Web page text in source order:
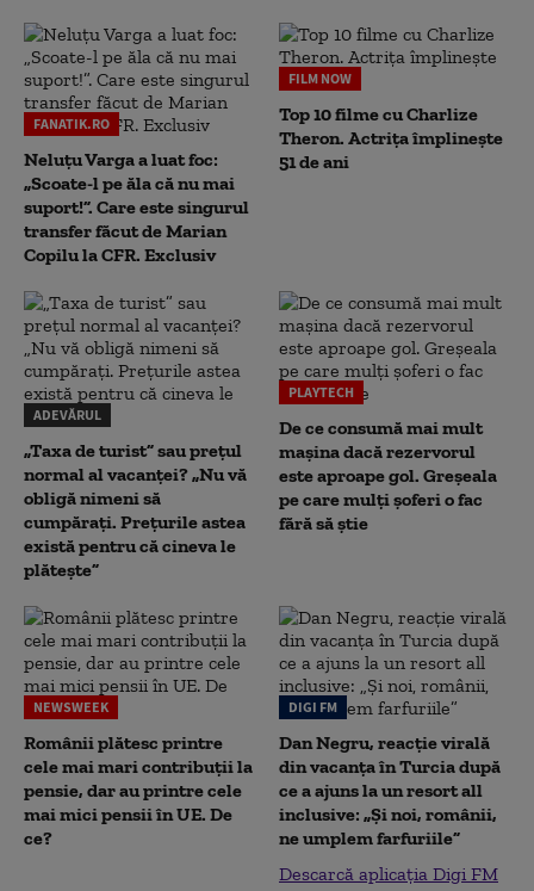
FANATIK.RO
Neluțu Varga a luat foc:
„Scoate-l pe ăla că nu mai
suport!”. Care este singurul
transfer făcut de Marian
Copilu la CFR. Exclusiv
FILM NOW
Top 10 filme cu Charlize
Theron. Actrița împlinește
51 de ani
ADEVĂRUL
„Taxa de turist” sau prețul
normal al vacanței? „Nu vă
obligă nimeni să
cumpărați. Prețurile astea
există pentru că cineva le
plătește”
PLAYTECH
De ce consumă mai mult
mașina dacă rezervorul
este aproape gol. Greșeala
pe care mulți șoferi o fac
fără să știe
NEWSWEEK
Românii plătesc printre
cele mai mari contribuții la
pensie, dar au printre cele
mai mici pensii în UE. De
ce?
DIGI FM
Dan Negru, reacție virală
din vacanța în Turcia după
ce a ajuns la un resort all
inclusive: „Și noi, românii,
ne umplem farfuriile”
Descarcă aplicația Digi FM